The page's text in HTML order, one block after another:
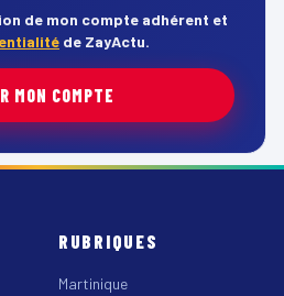
de mon compte adhérent et
de ZayActu.
MON COMPTE
RUBRIQUES
Martinique